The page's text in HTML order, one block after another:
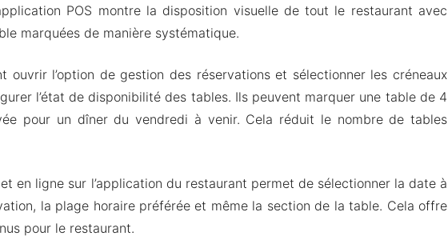
POS montre la disposition visuelle de tout le restaurant avec
marquées de manière systématique.
ouvrir l’option de gestion des réservations et sélectionner les créneaux
l’état de disponibilité des tables. Ils peuvent marquer une table de 4
pour un dîner du vendredi à venir. Cela réduit le nombre de tables
en ligne sur l’application du restaurant permet de sélectionner la date à
la plage horaire préférée et même la section de la table. Cela offre
pour le restaurant.